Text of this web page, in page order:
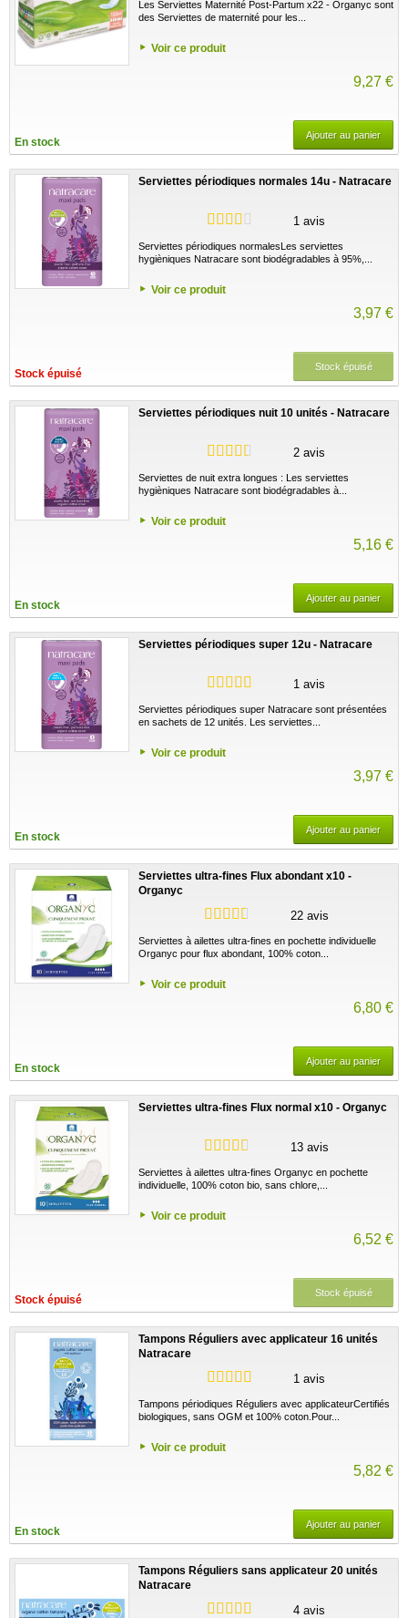
Les Serviettes Maternité Post-Partum x22 - Organyc sont
des Serviettes de maternité pour les...
Voir ce produit
9,27 €
En stock
Ajouter au panier
Serviettes périodiques normales 14u - Natracare
1 avis
Serviettes périodiques normalesLes serviettes
hygièniques Natracare sont biodégradables à 95%,...
Voir ce produit
3,97 €
Stock épuisé
Stock épuisé
Serviettes périodiques nuit 10 unités - Natracare
2 avis
Serviettes de nuit extra longues : Les serviettes
hygièniques Natracare sont biodégradables à...
Voir ce produit
5,16 €
En stock
Ajouter au panier
Serviettes périodiques super 12u - Natracare
1 avis
Serviettes périodiques super Natracare sont présentées
en sachets de 12 unités. Les serviettes...
Voir ce produit
3,97 €
En stock
Ajouter au panier
Serviettes ultra-fines Flux abondant x10 -
Organyc
22 avis
Serviettes à ailettes ultra-fines en pochette individuelle
Organyc pour flux abondant, 100% coton...
Voir ce produit
6,80 €
En stock
Ajouter au panier
Serviettes ultra-fines Flux normal x10 - Organyc
13 avis
Serviettes à ailettes ultra-fines Organyc en pochette
individuelle, 100% coton bio, sans chlore,...
Voir ce produit
6,52 €
Stock épuisé
Stock épuisé
Tampons Réguliers avec applicateur 16 unités
Natracare
1 avis
Tampons périodiques Réguliers avec applicateurCertifiés
biologiques, sans OGM et 100% coton.Pour...
Voir ce produit
5,82 €
En stock
Ajouter au panier
Tampons Réguliers sans applicateur 20 unités
Natracare
4 avis